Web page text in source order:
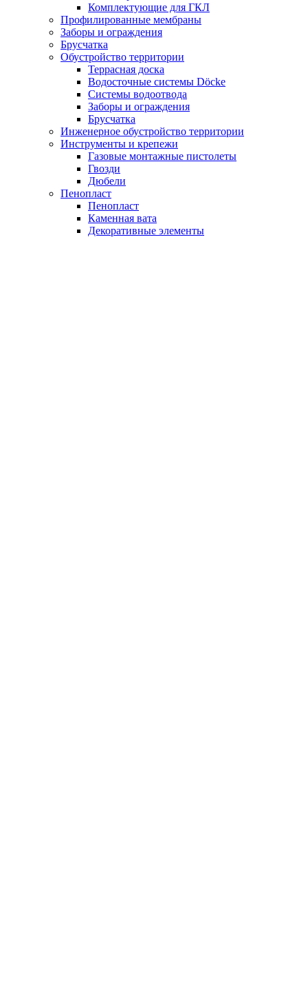
Комплектующие для ГКЛ
Профилированные мембраны
Заборы и ограждения
Брусчатка
Обустройство территории
Террасная доска
Водосточные системы Döcke
Системы водоотвода
Заборы и ограждения
Брусчатка
Инженерное обустройство территории
Инструменты и крепежи
Газовые монтажные пистолеты
Гвозди
Дюбели
Пенопласт
Пенопласт
Каменная вата
Декоративные элементы